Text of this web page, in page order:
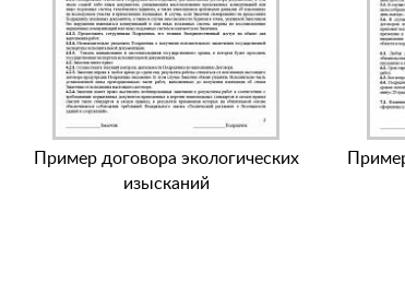
Пример договора экологических
изысканий